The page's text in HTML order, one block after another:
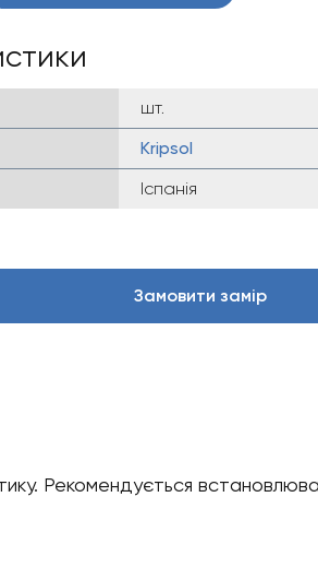
шт.
Kripsol
Іспанія
Замовити замір
Рекомендується